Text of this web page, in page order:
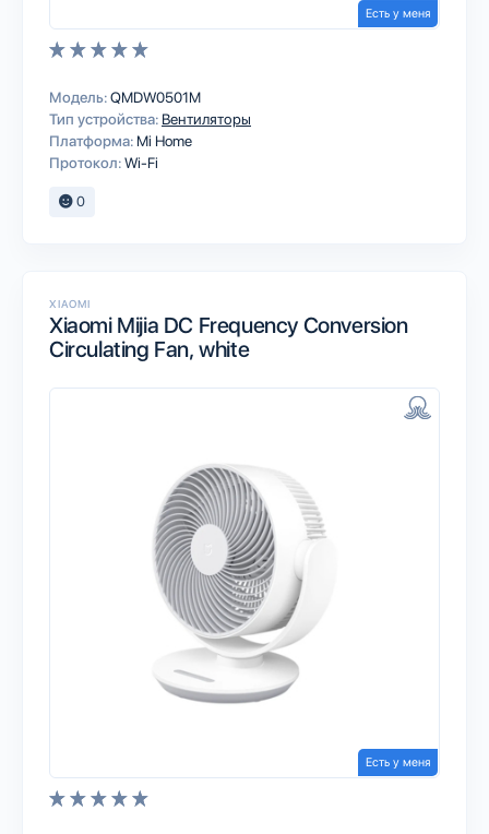
Есть у меня
Модель:QMDW0501M
Тип устройства: Вентиляторы
Платформа: Mi Home
Протокол:Wi-Fi
0
XIAOMI
Xiaomi Mijia DC Frequency Conversion
Circulating Fan, white
Есть у меня